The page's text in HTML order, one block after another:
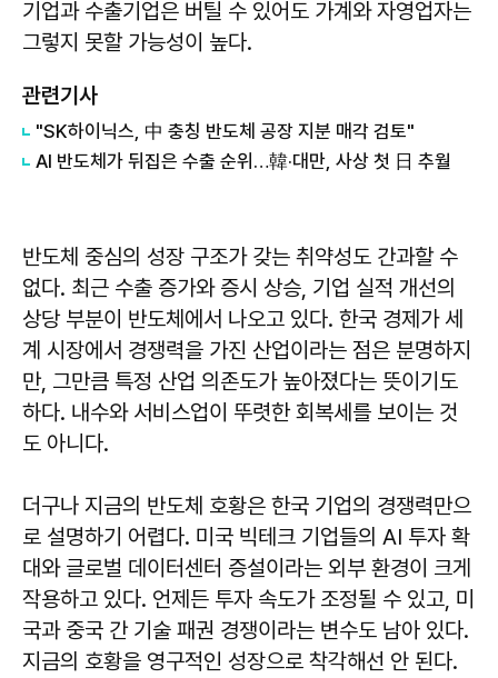
기업과 수출기업은 버틸 수 있어도 가계와 자영업자는
그렇지 못할 가능성이 높다.
관련기사
"SK하이닉스, 中 충칭 반도체 공장 지분 매각 검토"
AI 반도체가 뒤집은 수출 순위…韓·대만, 사상 첫 日 추월
반도체 중심의 성장 구조가 갖는 취약성도 간과할 수
없다. 최근 수출 증가와 증시 상승, 기업 실적 개선의
상당 부분이 반도체에서 나오고 있다. 한국 경제가 세
계 시장에서 경쟁력을 가진 산업이라는 점은 분명하지
만, 그만큼 특정 산업 의존도가 높아졌다는 뜻이기도
하다. 내수와 서비스업이 뚜렷한 회복세를 보이는 것
도 아니다.
더구나 지금의 반도체 호황은 한국 기업의 경쟁력만으
로 설명하기 어렵다. 미국 빅테크 기업들의 AI 투자 확
대와 글로벌 데이터센터 증설이라는 외부 환경이 크게
작용하고 있다. 언제든 투자 속도가 조정될 수 있고, 미
국과 중국 간 기술 패권 경쟁이라는 변수도 남아 있다.
지금의 호황을 영구적인 성장으로 착각해선 안 된다.